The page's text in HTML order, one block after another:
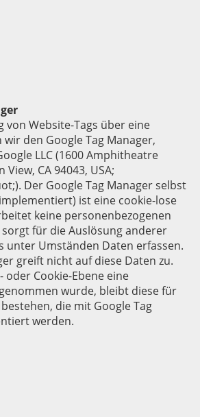
von Website-Tags über eine
den Google Tag Manager,
LLC (1600 Amphitheatre
CA 94043, USA;
Der Google Tag Manager selbst
ist eine cookie-lose
keine personenbezogenen
für die Auslösung anderer
unter Umständen Daten erfassen.
greift nicht auf diese Daten zu.
oder Cookie-Ebene eine
wurde, bleibt diese für
die mit Google Tag
werden.